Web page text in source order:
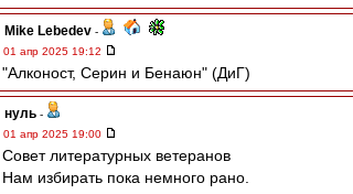
Mike Lebedev -
01 апр 2025 19:12
"Алконост, Серин и Бенаюн" (ДиГ)
нуль -
01 апр 2025 19:00
Совет литературных ветеранов
Нам избирать пока немного рано.